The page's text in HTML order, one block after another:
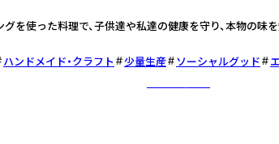
を使った料理で、子供達や私達の健康を守り、本物の味
ハンドメイド・クラフト 少量生産 ソーシャルグッド